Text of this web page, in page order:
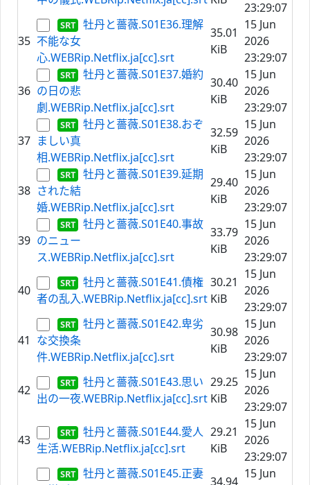
23:29:07
35
牡丹と薔薇.S01E36.理解
不能な女
心.WEBRip.Netflix.ja[cc].srt
35.01
KiB
15 Jun
2026
23:29:07
36
牡丹と薔薇.S01E37.婚約
の日の悲
劇.WEBRip.Netflix.ja[cc].srt
30.40
KiB
15 Jun
2026
23:29:07
37
牡丹と薔薇.S01E38.おぞ
ましい真
相.WEBRip.Netflix.ja[cc].srt
32.59
KiB
15 Jun
2026
23:29:07
38
牡丹と薔薇.S01E39.延期
された結
婚.WEBRip.Netflix.ja[cc].srt
29.40
KiB
15 Jun
2026
23:29:07
39
牡丹と薔薇.S01E40.事故
のニュー
ス.WEBRip.Netflix.ja[cc].srt
33.79
KiB
15 Jun
2026
23:29:07
40
牡丹と薔薇.S01E41.債権
者の乱入.WEBRip.Netflix.ja[cc].srt
30.21
KiB
15 Jun
2026
23:29:07
41
牡丹と薔薇.S01E42.卑劣
な交換条
件.WEBRip.Netflix.ja[cc].srt
30.98
KiB
15 Jun
2026
23:29:07
42
牡丹と薔薇.S01E43.思い
出の一夜.WEBRip.Netflix.ja[cc].srt
29.25
KiB
15 Jun
2026
23:29:07
43
牡丹と薔薇.S01E44.愛人
生活.WEBRip.Netflix.ja[cc].srt
29.21
KiB
15 Jun
2026
23:29:07
牡丹と薔薇.S01E45.正妻
34.94
15 Jun